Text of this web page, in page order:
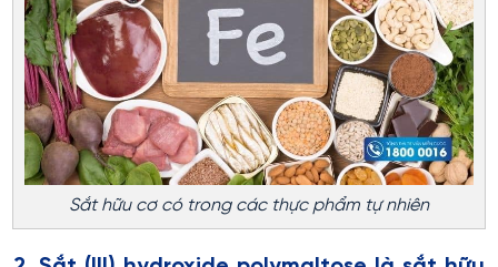
Sắt hữu cơ có trong các thực phẩm tự nhiên